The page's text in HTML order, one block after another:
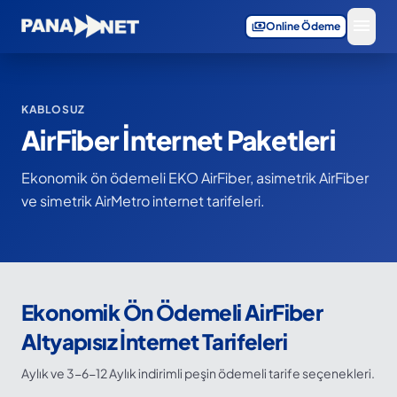
paymentsOnline Ödeme
KABLOSUZ
AirFiber İnternet Paketleri
Ekonomik ön ödemeli EKO AirFiber, asimetrik AirFiber
ve simetrik AirMetro internet tarifeleri.
Ekonomik Ön Ödemeli AirFiber
Altyapısız İnternet Tarifeleri
Aylık ve 3-6-12 Aylık indirimli peşin ödemeli tarife seçenekleri.